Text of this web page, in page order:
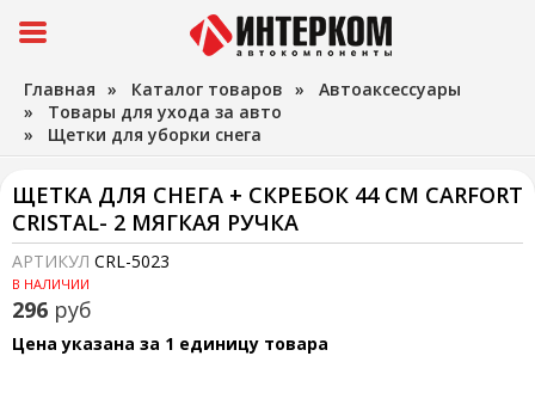
Главная » Каталог товаров » Автоаксессуары
» Товары для ухода за авто
» Щетки для уборки снега
ЩЕТКА ДЛЯ СНЕГА + СКРЕБОК 44 СМ CARFORT
CRISTAL- 2 МЯГКАЯ РУЧКА
АРТИКУЛ CRL-5023
В НАЛИЧИИ
296 руб
Цена указана за 1 единицу товара